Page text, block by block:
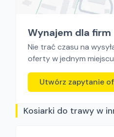
Wynajem dla firm
Nie trać czasu na
oferty w jednym
Utwórz zapytanie
Kosiarki do trawy w